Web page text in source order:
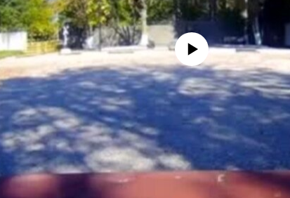
No media source currently